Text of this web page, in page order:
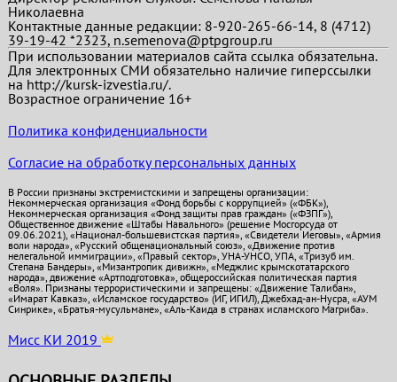
Николаевна
Контактные данные редакции: 8-920-265-66-14, 8 (4712)
39-19-42 *2323, n.semenova@ptpgroup.ru
При использовании материалов сайта ссылка обязательна.
Для электронных СМИ обязательно наличие гиперссылки
на http://kursk-izvestia.ru/.
Возрастное ограничение 16+
Политика конфиденциальности
Согласие на обработку персональных данных
В России признаны экстремистскими и запрещены организации:
Некоммерческая организация «Фонд борьбы с коррупцией» («ФБК»),
Некоммерческая организация «Фонд защиты прав граждан» («ФЗПГ»),
Общественное движение «Штабы Навального» (решение Мосгорсуда от
09.06.2021), «Национал-большевистская партия», «Свидетели Иеговы», «Армия
воли народа», «Русский общенациональный союз», «Движение против
нелегальной иммиграции», «Правый сектор», УНА-УНСО, УПА, «Тризуб им.
Степана Бандеры», «Мизантропик дивижн», «Меджлис крымскотатарского
народа», движение «Артподготовка», общероссийская политическая партия
«Воля». Признаны террористическими и запрещены: «Движение Талибан»,
«Имарат Кавказ», «Исламское государство» (ИГ, ИГИЛ), Джебхад-ан-Нусра, «АУМ
Синрике», «Братья-мусульмане», «Аль-Каида в странах исламского Магриба».
Мисс КИ 2019